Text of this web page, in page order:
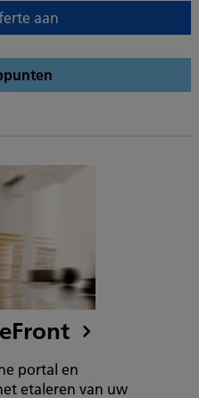
aan
portal en
etaleren van uw